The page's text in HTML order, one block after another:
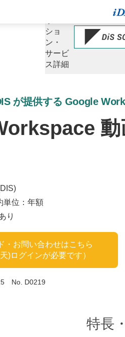
ショ
ン・
サービ
ス詳細
が提供する Google
単位：年額
り
・お問い合わせはこちら
)ログインが必要です）
No. D0219
特長